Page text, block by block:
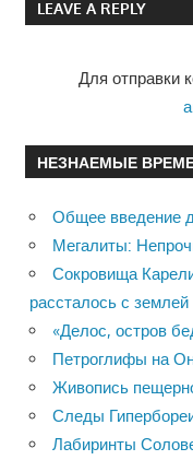
по
LEAVE A REPLY
Для отправки
НЕЗНАЕМЫЕ
Общее введение
Мегалиты:
Сокровища
рассталось с землей
«Делос, остров
Петроглифы на
Живопись
Следы
Лабиринты